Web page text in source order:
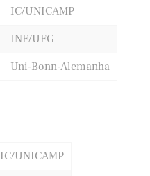
IC/UNICAMP
INF/UFG
Uni-Bonn-Alemanha
IC/UNICAMP